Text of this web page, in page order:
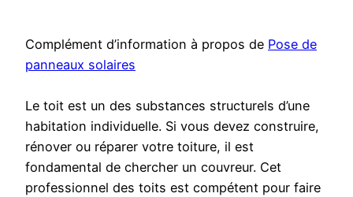
Complément d’information à propos de Pose de
panneaux solaires
Le toit est un des substances structurels d’une
habitation individuelle. Si vous devez construire,
rénover ou réparer votre toiture, il est
fondamental de chercher un couvreur. Cet
professionnel des toits est compétent pour faire